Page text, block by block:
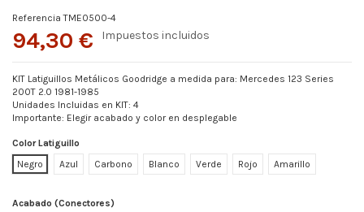
Referencia TME0500-4
94,30 € Impuestos incluidos
KIT Latiguillos Metálicos Goodridge a medida para: Mercedes 123 Series
200T 2.0 1981-1985
Unidades Incluidas en KIT: 4
Importante: Elegir acabado y color en desplegable
Color Latiguillo
Negro
Azul Carbono Blanco Verde Rojo Amarillo
Acabado (Conectores)